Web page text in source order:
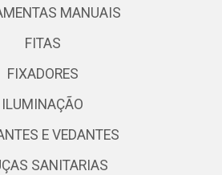
MANUAIS
FITAS
FIXADORES
ILUMINAÇÃO
E VEDANTES
SANITARIAS